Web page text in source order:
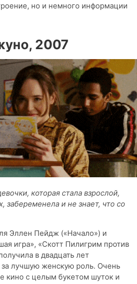
но и немного информации
2007
которая стала взрослой,
забеременела и не знает, что со
Эллен Пейдж («Начало») и
игра», «Скотт Пилигрим против
в двадцать лет
лучшую женскую роль. Очень
кино с целым букетом шуток и